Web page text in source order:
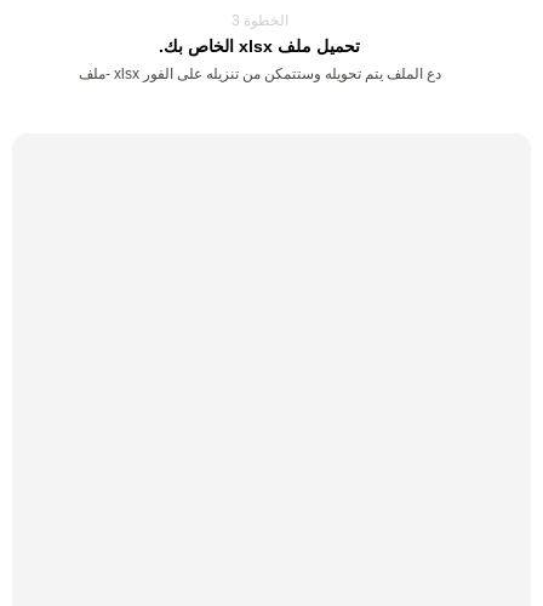
الخطوة 3
تحميل ملف xlsx الخاص بك.
دع الملف يتم تحويله وستتمكن من تنزيله على الفور xlsx -ملف